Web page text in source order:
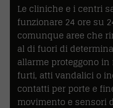
Le cliniche e i centri
funzionare 24 ore su
comunque aree che
al di fuori di
allarme proteggono
furti, atti vandalici o
contatti per porte e
movimento e sensori